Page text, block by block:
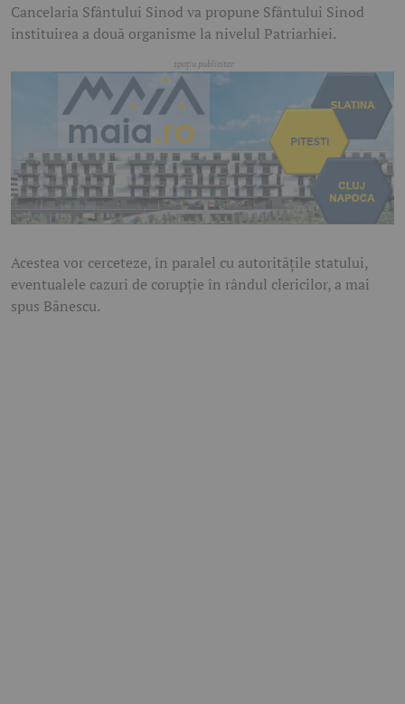
Cancelaria Sfântului Sinod va propune Sfântului Sinod
instituirea a două organisme la nivelul Patriarhiei.
Acestea vor cerceteze, în paralel cu autorităţile statului,
eventualele cazuri de corupţie în rândul clericilor, a mai
spus Bănescu.